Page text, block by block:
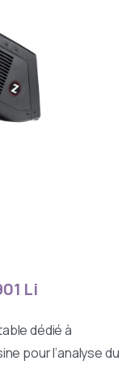
Li
dédié à
pour l’analyse du